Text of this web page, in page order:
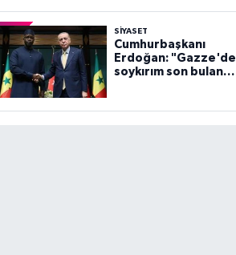
SİYASET
Cumhurbaşkanı
Erdoğan: "Gazze'de
soykırım son bulana